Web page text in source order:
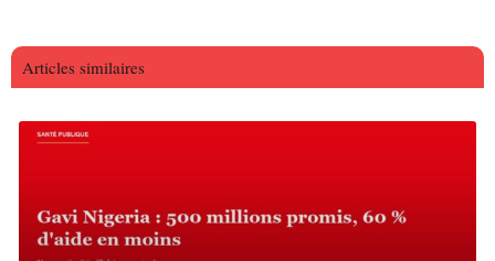
Articles similaires